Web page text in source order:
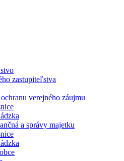
zastupiteľstva
verejného záujmu
a správy majetku